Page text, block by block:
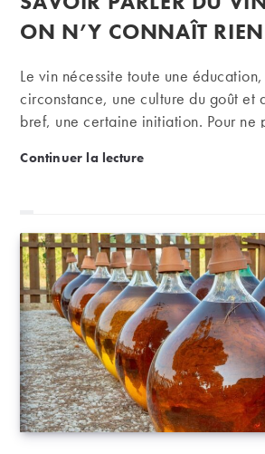
la
publication :
ON N’Y CONNAÎT RIEN
Le vin nécessite toute une
circonstance, une culture du goût et
bref, une certaine initiation. Pour ne
si l'on n'est pas très sûr de son coup.
Continuer la lectureSavoir parler du vin